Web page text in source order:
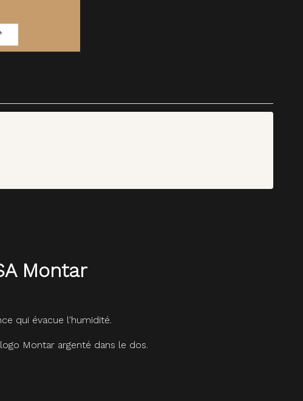
Montar
qui évacue l'humidité.
Montar argenté dans le dos.